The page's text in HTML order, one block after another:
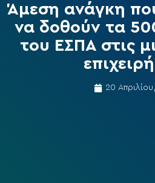
Άμεση ανάγκη
να δοθούν τα
του ΕΣΠΑ στις
20